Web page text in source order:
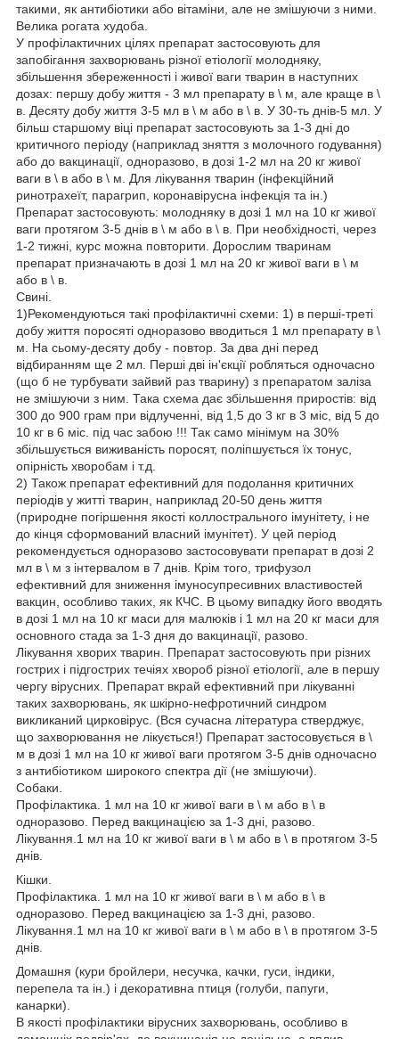
такими, як антибіотики або вітаміни, але не змішуючи з ними.
Велика рогата худоба.
У профілактичних цілях препарат застосовують для
запобігання захворювань різної етіології молодняку,
збільшення збереженності і живої ваги тварин в наступних
дозах: першу добу життя - 3 мл препарату в \ м, але краще в \
в. Десяту добу життя 3-5 мл в \ м або в \ в. У 30-ть днів-5 мл. У
більш старшому віці препарат застосовують за 1-3 дні до
критичного періоду (наприклад зняття з молочного годування)
або до вакцинації, одноразово, в дозі 1-2 мл на 20 кг живої
ваги в \ в або в \ м. Для лікування тварин (інфекційний
ринотрахеїт, парагрип, коронавірусна інфекція та ін.)
Препарат застосовують: молодняку в дозі 1 мл на 10 кг живої
ваги протягом 3-5 днів в \ м або в \ в. При необхідності, через
1-2 тижні, курс можна повторити. Дорослим тваринам
препарат призначають в дозі 1 мл на 20 кг живої ваги в \ м
або в \ в.
Свині.
1)Рекомендуються такі профілактичні схеми: 1) в перші-треті
добу життя поросяті одноразово вводиться 1 мл препарату в \
м. На сьому-десяту добу - повтор. За два дні перед
відбиранням ще 2 мл. Перші дві ін'єкції робляться одночасно
(що б не турбувати зайвий раз тварину) з препаратом заліза
не змішуючи з ним. Така схема дає збільшення приростів: від
300 до 900 грам при відлученні, від 1,5 до 3 кг в 3 міс, від 5 до
10 кг в 6 міс. під час забою !!! Так само мінімум на 30%
збільшується виживаність поросят, поліпшується їх тонус,
опірність хворобам і т.д.
2) Також препарат ефективний для подолання критичних
періодів у житті тварин, наприклад 20-50 день життя
(природне погіршення якості коллострального імунітету, і не
до кінця сформований власний імунітет). У цей період
рекомендується одноразово застосовувати препарат в дозі 2
мл в \ м з інтервалом в 7 днів. Крім того, трифузол
ефективний для зниження імуносупресивних властивостей
вакцин, особливо таких, як КЧС. В цьому випадку його вводять
в дозі 1 мл на 10 кг маси для малюків і 1 мл на 20 кг маси для
основного стада за 1-3 дня до вакцинації, разово.
Лікування хворих тварин. Препарат застосовують при різних
гострих і підгострих течіях хвороб різної етіології, але в першу
чергу вірусних. Препарат вкрай ефективний при лікуванні
таких захворювань, як шкірно-нефротичний синдром
викликаний цирковірус. (Вся сучасна література стверджує,
що захворювання не лікується!) Препарат застосовується в \
м в дозі 1 мл на 10 кг живої ваги протягом 3-5 днів одночасно
з антибіотиком широкого спектра дії (не змішуючи).
Собаки.
Профілактика. 1 мл на 10 кг живої ваги в \ м або в \ в
одноразово. Перед вакцинацією за 1-3 дні, разово.
Лікування.1 мл на 10 кг живої ваги в \ м або в \ в протягом 3-5
днів.
Кішки.
Профілактика. 1 мл на 10 кг живої ваги в \ м або в \ в
одноразово. Перед вакцинацією за 1-3 дні, разово.
Лікування.1 мл на 10 кг живої ваги в \ м або в \ в протягом 3-5
днів.
Домашня (кури бройлери, несучка, качки, гуси, індики,
перепела та ін.) і декоративна птиця (голуби, папуги,
канарки).
В якості профілактики вірусних захворювань, особливо в